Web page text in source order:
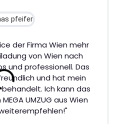
der Firma Wien mehr
von Wien nach
und professionell. Das
und hat mein
Ich kann das
UMZUG aus Wien